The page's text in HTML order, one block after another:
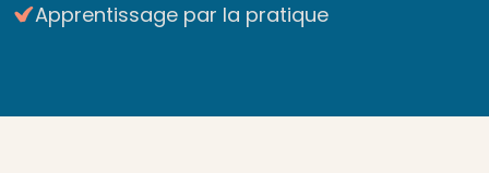
Apprentissage par la pratique